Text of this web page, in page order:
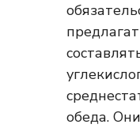
обеда.